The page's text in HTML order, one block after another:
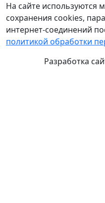
На сайте используются
сохранения cookies,
интернет-соединений
политикой обработки
Разработка